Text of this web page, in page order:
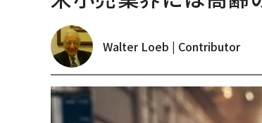
Walter Loeb | Contributor